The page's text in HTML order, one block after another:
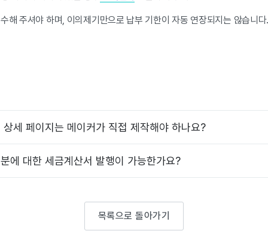
해 주셔야 하며, 이의제기만으로 납부 기한이 자동 연장되지는 않습니다.
세 페이지는 메이커가 직접 제작해야 하나요?
에 대한 세금계산서 발행이 가능한가요?
목록으로 돌아가기